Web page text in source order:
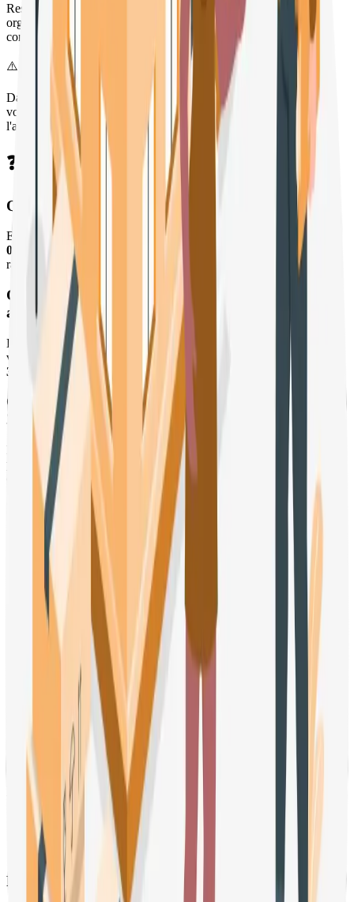
Restez
pour répondre aux questions et
organiser des visites. Votre transparence instaurera un climat de
confiance.
⚠️ Préparez-vous à négocier
Dans un contexte où le marché a légèrement baissé, les acheteurs
vont probablement tenter de faire baisser le prix. Déterminez à
l'avance le
prix plancher que vous êtes prêt à accepter.
❓ Questions fréquentes
Quel est le prix moyen au m² à Paris en 2025 ?
En 2025, le prix moyen au m² à Paris s'établit autour de
9 900 à 10
000 €
, selon les arrondissements et l'état du bien. C'est en recul par
rapport aux 11 000 € atteints en 2020.
Combien peut-on économiser en vendant sans
agence à Paris ?
Les frais d'agence représentent généralement
du prix de
vente. Pour un appartement à 500 000 €, cela représente
25 000 à
30 000 €
d'économie.
Combien de temps faut-il pour vendre à Paris en
2025 ?
Les délais de vente se sont allongés. Il faut désormais compter
plusieurs semaines à quelques mois
contre quelques jours avant 2020.
🏠 Besoin d'un accompagnement ?
Si vous souhaitez être accompagné dans votre démarche et éviter les
erreurs, découvrez les
propositions de coaching de Barnabé
Immobilier
Découvrir le coaching →
Voir tous les articles
Diffusez votre annonce immobilière sur +50 plateformes. Simple,
rapide, sans commission.
contact@barnabeimmo.fr
Nos Offres
Pack visibilité
Pack visibilité et coaching
Reportages photo & visites 3D
Ressources